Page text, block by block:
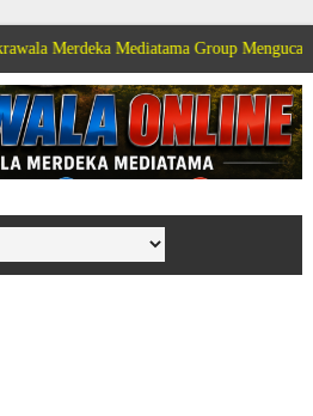
Mediatama Group Mengucapkan